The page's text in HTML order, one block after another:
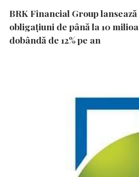
BRK Financial Group
obligațiuni de până la 10
dobândă de 12% pe an